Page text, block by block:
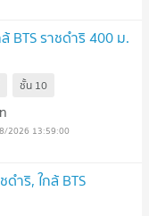
BTS ราชดำริ 400 ม.
ชั้น 10
2026 13:59:00
ำริ, ใกล้ BTS